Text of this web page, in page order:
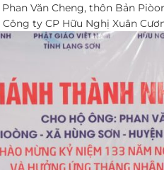
Văn Cheng, thôn Bản
ty CP Hữu Nghị Xuân